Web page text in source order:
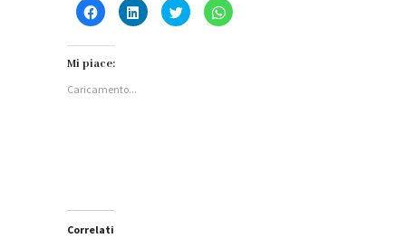
Fai
clic
Facebook
apre
in
Fai
clic
Fai
clic
Fai
clic
Mi piace:
Caricamento...
Correlati